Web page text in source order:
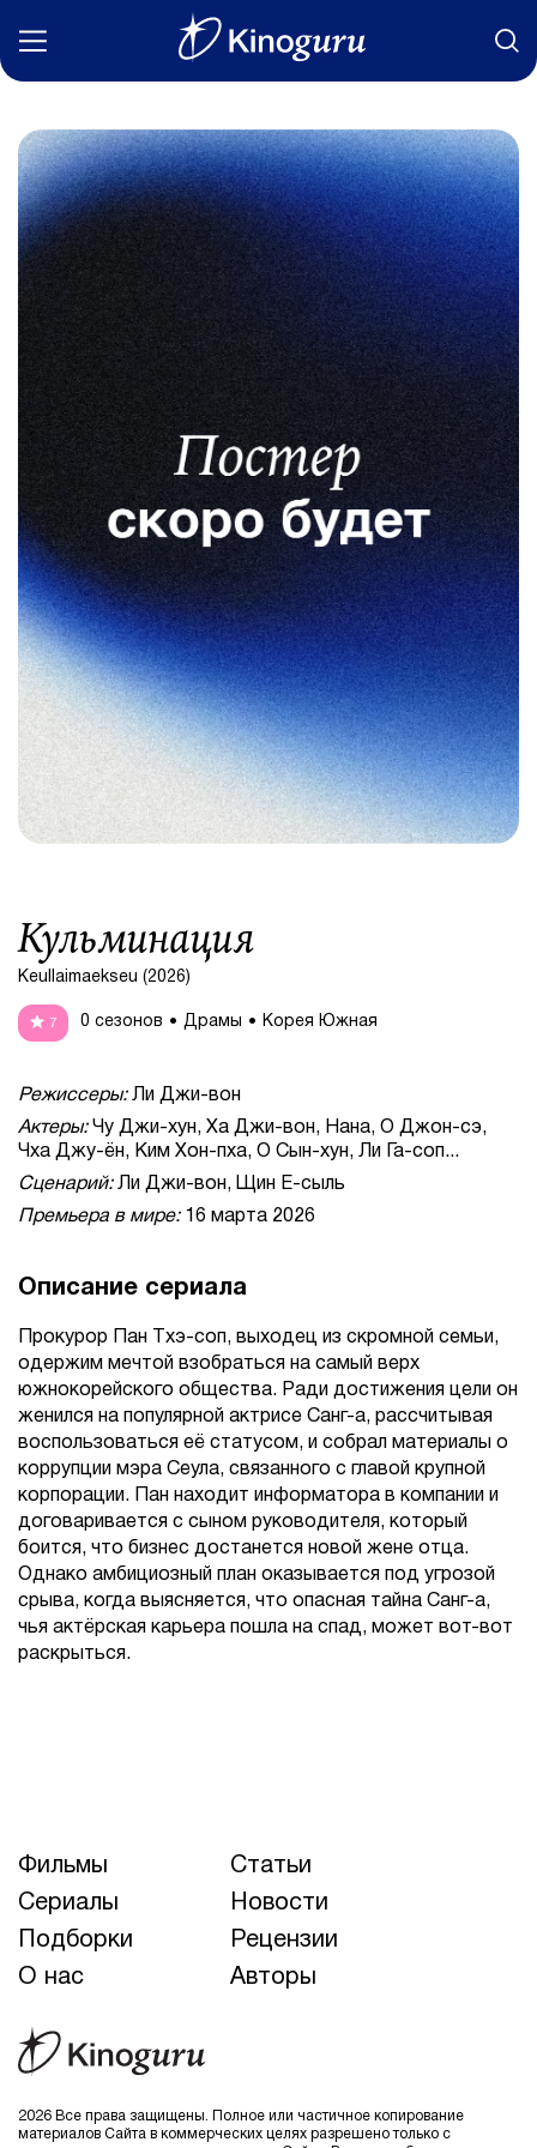
Фильмы
Статьи
Сериалы
Новости
Подборки
Рецензии
О нас
Авторы
Кульминация
Keullaimaekseu (2026)
7 0 сезонов Драмы Корея Южная
Режиссеры:Ли Джи-вон
Актеры:Чу Джи-хун, Ха Джи-вон, Нана, О Джон-сэ,
Чха Джу-ён, Ким Хон-пха, О Сын-хун, Ли Га-соп...
Сценарий:Ли Джи-вон, Щин Е-сыль
Премьера в мире:16 марта 2026
Описание сериала
Прокурор Пан Тхэ-соп, выходец из скромной семьи,
одержим мечтой взобраться на самый верх
южнокорейского общества. Ради достижения цели он
женился на популярной актрисе Санг-а, рассчитывая
воспользоваться её статусом, и собрал материалы о
коррупции мэра Сеула, связанного с главой крупной
корпорации. Пан находит информатора в компании и
договаривается с сыном руководителя, который
боится, что бизнес достанется новой жене отца.
Однако амбициозный план оказывается под угрозой
срыва, когда выясняется, что опасная тайна Санг-а,
чья актёрская карьера пошла на спад, может вот-вот
раскрыться.
2026 Все права защищены. Полное или частичное копирование
материалов Сайта в коммерческих целях разрешено только с
Фильмы
Статьи
Сериалы
Новости
Подборки
Рецензии
О нас
Авторы